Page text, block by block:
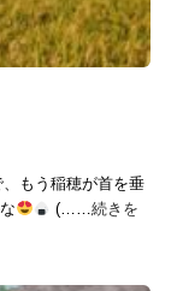
もう稲穂が首を垂
(……続きを